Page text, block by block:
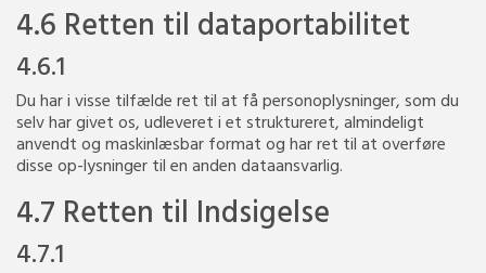
4.6 Retten til dataportabilitet
4.6.1
Du har i visse tilfælde ret til at få personoplysninger, som du
selv har givet os, udleveret i et struktureret, almindeligt
anvendt og maskinlæsbar format og har ret til at overføre
disse op-lysninger til en anden dataansvarlig.
4.7 Retten til Indsigelse
4.7.1